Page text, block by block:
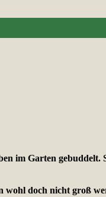
im Garten
doch nicht groß